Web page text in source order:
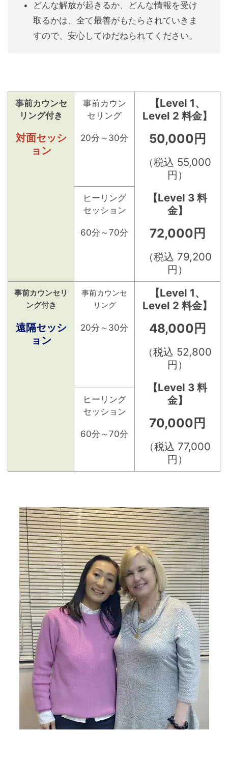
どんな解放が起きるか、どんな情報を受け
取るかは、全て最善がもたらされていきま
すので、安心してゆだねられてください。
事前カウンセ
リング付き
対面セッシ
ョン
事前カウン
セリング
20分～30分
【Level 1、
Level 2 料金】
50,000円
（税込 55,000
円）
【Level 3 料
金】
72,000円
（税込 79,200
円）
ヒーリング
セッション
60分～70分
事前カウンセリ
ング付き
遠隔セッシ
ョン
事前カウンセ
リング
20分～30分
【Level 1、
Level 2 料金】
48,000円
（税込 52,800
円）
【Level 3 料
金】
70,000円
（税込 77,000
円）
ヒーリング
セッション
60分～70分